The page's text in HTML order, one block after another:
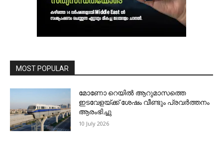
MOST POPULAR
മോണോ റെയില്‍ ആറുമാസത്തെ
ഇടവേളയ്ക്ക് ശേഷം വീണ്ടും പ്രവര്‍ത്തനം
ആരംഭിച്ചു
10 July 2026